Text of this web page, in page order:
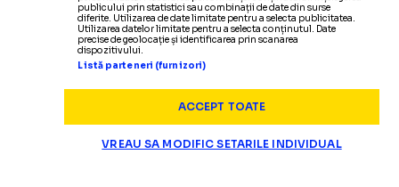
publicului prin statistici sau combinații de date din surse
diferite. Utilizarea de date limitate pentru a selecta publicitatea.
Utilizarea datelor limitate pentru a selecta conținutul. Date
precise de geolocație și identificarea prin scanarea
dispozitivului.
Listă parteneri (furnizori)
ACCEPT TOATE
VREAU SA MODIFIC SETARILE INDIVIDUAL